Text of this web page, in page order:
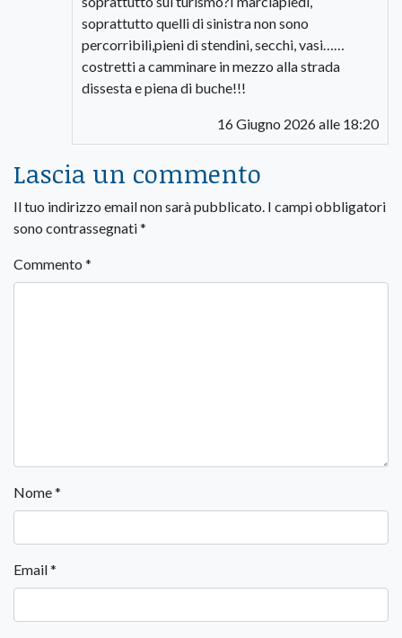
soprattutto quelli di sinistra non sono
percorribili,pieni di stendini, secchi, vasi……
costretti a camminare in mezzo alla strada
dissesta e piena di buche!!!
16 Giugno 2026 alle 18:20
Lascia un commento
Il tuo indirizzo email non sarà pubblicato. I campi obbligatori
sono contrassegnati*
Commento *
Nome*
Email*